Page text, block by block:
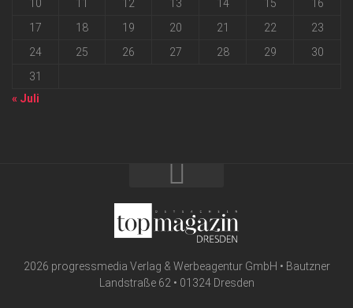
10
11 12 13 14 15
16
17
18 19 20 21 22
23
24
25 26 27 28 29
30
31
« Juli
2026 progressmedia Verlag & Werbeagentur GmbH • Bautzner
Landstraße 62 • 01324 Dresden